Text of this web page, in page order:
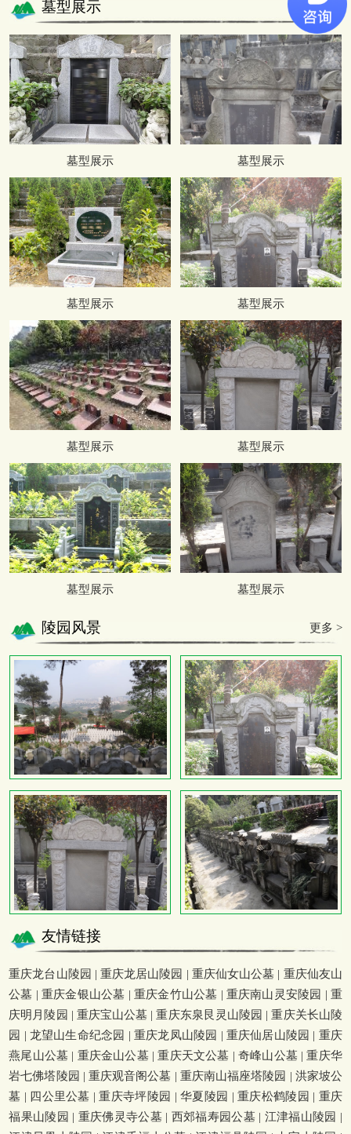
墓型展示 更多 >
墓型展示 墓型展示
墓型展示 墓型展示
墓型展示 墓型展示
墓型展示 墓型展示
陵园风景 更多 >
友情链接
重庆龙台山陵园 | 重庆龙居山陵园 | 重庆仙女山公墓 | 重庆仙友山
公墓 |重庆金银山公墓 | 重庆金竹山公墓 | 重庆南山灵安陵园 | 重
庆明月陵园 | 重庆宝山公墓 |重庆东泉艮灵山陵园 |重庆关长山陵
园 | 龙望山生命纪念园 | 重庆龙凤山陵园 | 重庆仙居山陵园 | 重庆
燕尾山公墓 | 重庆金山公墓|重庆天文公墓 | 奇峰山公墓 |重庆华
岩七佛塔陵园 | 重庆观音阁公墓 | 重庆南山福座塔陵园 | 洪家坡公
墓 | 四公里公墓 |重庆寺坪陵园 |华夏陵园 | 重庆松鹤陵园 | 重庆
福果山陵园 | 重庆佛灵寺公墓| 西郊福寿园公墓| 江津福山陵园 |